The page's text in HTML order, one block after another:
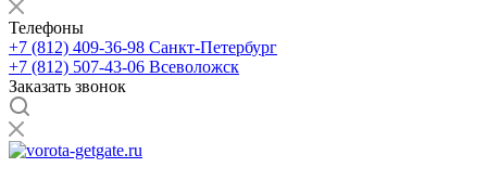
Телефоны
+7 (812) 409-36-98 Санкт-Петербург
+7 (812) 507-43-06 Всеволожск
Заказать звонок